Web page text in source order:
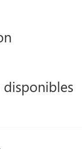
disponibles